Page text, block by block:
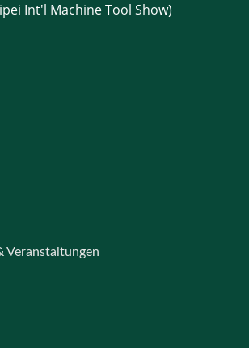
Int'l Machine Tool Show)
Veranstaltungen